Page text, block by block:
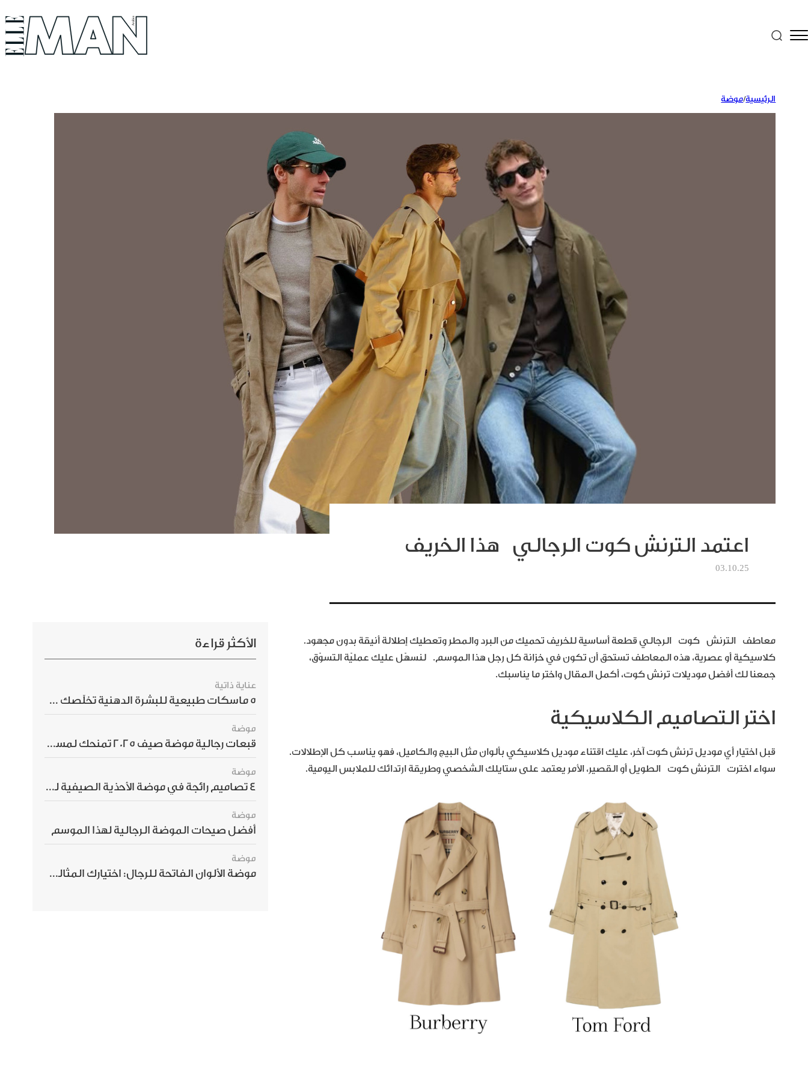
الرئيسية/موضة
اعتمد الترنش كوت الرجالي هذا الخريف
03.10.25
معاطف الترنش كوت الرجالي قطعة أساسية للخريف تحميك من البرد والمطر وتعطيك إطلالة أنيقة بدون مجهود.
كلاسيكية أو عصرية، هذه المعاطف تستحق أن تكون في خزانة كل رجل هذا الموسم. لنسهّل عليك عمليّة التسوّق،
جمعنا لك أفضل موديلات ترنش كوت، أكمل المقال واختر ما يناسبك.
اختر التصاميم الكلاسيكية
قبل اختيار أي موديل ترنش كوت آخر، عليك اقتناء موديل كلاسيكي بألوان مثل البيج والكاميل، فهو يناسب كل الإطلالات.
سواء اخترت الترنش كوت الطويل أو القصير، الأمر يعتمد على ستايلك الشخصي وطريقة ارتدائك للملابس اليومية.
الأكثر قراءة
عناية ذاتية
5 ماسكات طبيعية للبشرة الدهنية تخلّصك من الحبوب بسرعة
موضة
قبعات رجالية موضة صيف 2025 تمنحك لمسة أناقة استثنائية
موضة
4 تصاميم رائجة في موضة الأحذية الصيفية للرجال هذا الموسم
موضة
أفضل صيحات الموضة الرجالية لهذا الموسم
موضة
موضة الألوان الفاتحة للرجال: اختيارك المثالي لإطلالة صيفية مبهرة